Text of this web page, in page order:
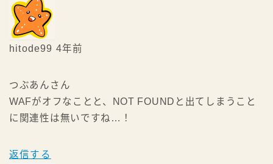
hitode99 4年前
つぶあんさん
WAFがオフなことと、NOT FOUNDと出てしまうこと
に関連性は無いですね…！
返信する